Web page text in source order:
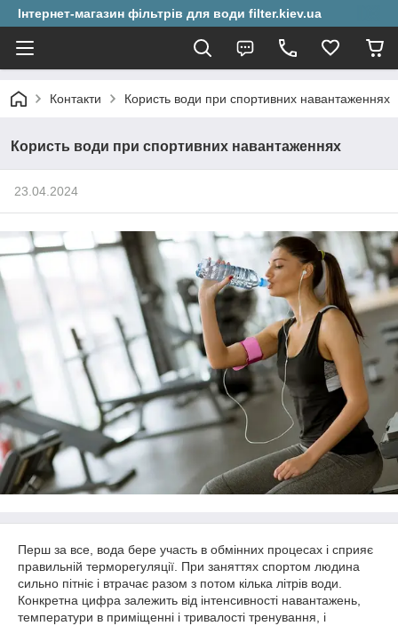
Інтернет-магазин фільтрів для води filter.kiev.ua
Контакти Користь води при спортивних навантаженнях
Користь води при спортивних навантаженнях
23.04.2024
Перш за все, вода бере участь в обмінних процесах і сприяє
правильній терморегуляції. При заняттях спортом людина
сильно пітніє і втрачає разом з потом кілька літрів води.
Конкретна цифра залежить від інтенсивності навантажень,
температури в приміщенні і тривалості тренування, і